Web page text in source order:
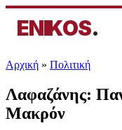
ENIKOS.
Αρχική » Πολιτική
Λαφαζάνης:
Μακρόν